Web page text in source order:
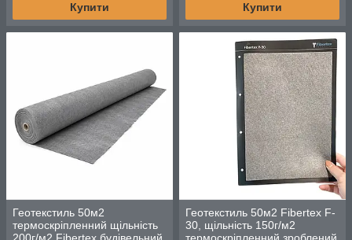
Купити Купити
Геотекстиль 50м2
термоскріпленний щільність
Геотекстиль 50м2 Fibertex F-
30, щільність 150г/м2